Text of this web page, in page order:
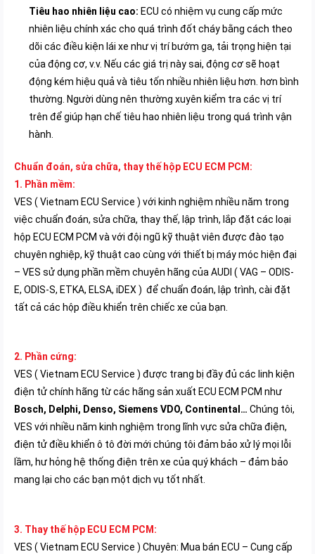
Tiêu hao nhiên liệu cao: ECU có nhiệm vụ cung cấp mức
nhiên liệu chính xác cho quá trình đốt cháy bằng cách theo
dõi các điều kiện lái xe như vị trí bướm ga, tải trọng hiện tại
của động cơ, v.v. Nếu các giá trị này sai, động cơ sẽ hoạt
động kém hiệu quả và tiêu tốn nhiều nhiên liệu hơn. hơn bình
thường. Người dùng nên thường xuyên kiểm tra các vị trí
trên để giúp hạn chế tiêu hao nhiên liệu trong quá trình vận
hành.
Chuẩn đoán, sửa chữa, thay thế hộp ECU ECM PCM:
1. Phần mềm:
VES ( Vietnam ECU Service ) với kinh nghiệm nhiều năm trong
việc chuẩn đoán, sửa chữa, thay thế, lập trình, lắp đặt các loại
hộp ECU ECM PCM và với đội ngũ kỹ thuật viên được đào tạo
chuyên nghiệp, kỹ thuật cao cùng với thiết bị máy móc hiện đại
– VES sử dụng phần mềm chuyên hãng của AUDI ( VAG – ODIS-
E, ODIS-S, ETKA, ELSA, iDEX ) để chuẩn đoán, lập trình, cài đặt
tất cả các hộp điều khiển trên chiếc xe của bạn.
2. Phần cứng:
VES ( Vietnam ECU Service ) được trang bị đầy đủ các linh kiện
điện tử chính hãng từ các hãng sản xuất ECU ECM PCM như
Bosch, Delphi, Denso, Siemens VDO, Continental… Chúng tôi,
VES với nhiều năm kinh nghiệm trong lĩnh vực sửa chữa điện,
điện tử điều khiển ô tô đời mới chúng tôi đảm bảo xử lý mọi lỗi
lầm, hư hỏng hệ thống điện trên xe của quý khách – đảm bảo
mang lại cho các bạn một dịch vụ tốt nhất.
3. Thay thế hộp ECU ECM PCM:
VES ( Vietnam ECU Service ) Chuyên: Mua bán ECU – Cung cấp